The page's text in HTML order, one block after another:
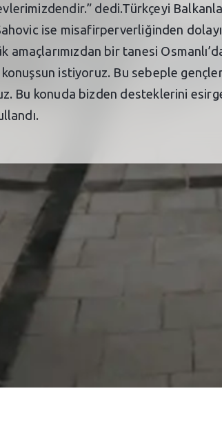
dedi.Türkçeyi
ise misafirperverliğinden
amaçlarımızdan bir tanesi
konuşsun istiyoruz. Bu sebeple
Bu konuda bizden desteklerini